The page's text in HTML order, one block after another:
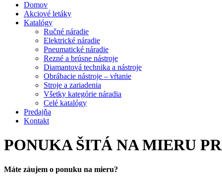
Domov
Akciové letáky
Katalógy
Ručné náradie
Elektrické náradie
Pneumatické náradie
Rezné a brúsne nástroje
Diamantová technika a nástroje
Obrábacie nástroje – vŕtanie
Stroje a zariadenia
Všetky kategórie náradia
Celé katalógy
Predajňa
Kontakt
PONUKA ŠITÁ NA MIERU
Máte záujem o ponuku na mieru?